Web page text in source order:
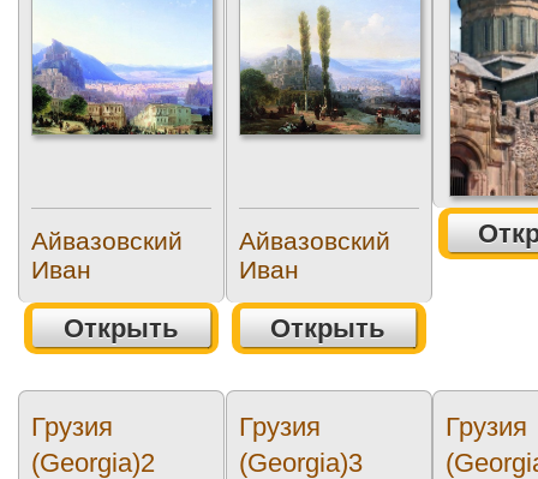
Айвазовский
Иван
Открыть
Айвазовский
Иван
Открыть
Грузия
(Georgia)2
Грузия
(Georgia)3
Грузия